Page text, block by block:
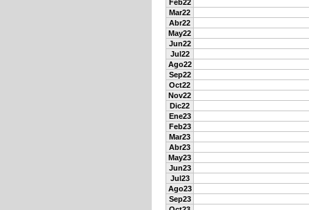
Feb22
Mar22
Abr22
May22
Jun22
Jul22
Ago22
Sep22
Oct22
Nov22
Dic22
Ene23
Feb23
Mar23
Abr23
May23
Jun23
Jul23
Ago23
Sep23